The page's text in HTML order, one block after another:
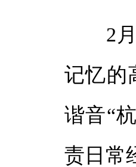
2月
记忆的
谐音“
责日常